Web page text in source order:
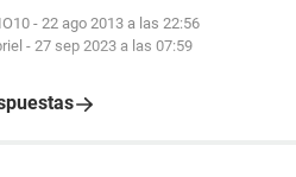
- 22 ago 2013 a las 22:56
- 27 sep 2023 a las 07:59